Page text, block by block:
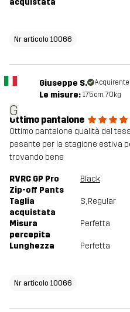
acquistata
Nr articolo 10066
G
Giuseppe S.
Le misure: 175cm, 70kg
Ottimo pantalone
Ottimo pantalone qualità del
pesante per la stagione estiva
trovando bene
RVRC GP Pro
Zip-off Pants
Black
Taglia
acquistata
S, Regular
Misura
percepita
Perfetta
Lunghezza Perfetta
Nr articolo 10066